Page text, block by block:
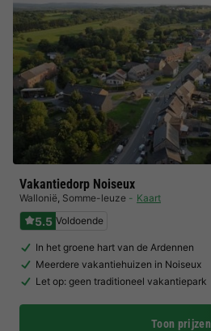
Vakantiedorp Noiseux
Wallonië, Somme-leuze Kaart
5.5 Voldoende
In het groene hart van de Ardennen
Meerdere vakantiehuizen in Noiseux
Let op: geen traditioneel vakantiepark
Toon prijzen